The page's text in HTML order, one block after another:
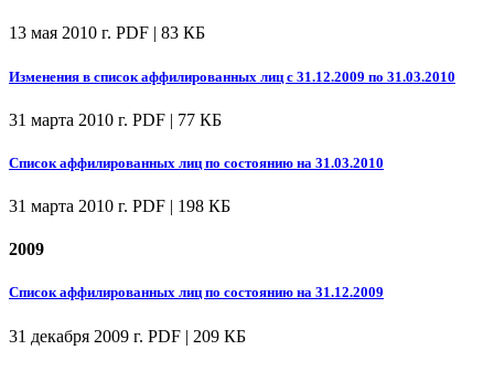
13 мая 2010 г. PDF | 83 КБ
Изменения в список аффилированных лиц с 31.12.2009 по 31.03.2010
31 марта 2010 г. PDF | 77 КБ
Список аффилированных лиц по состоянию на 31.03.2010
31 марта 2010 г. PDF | 198 КБ
2009
Список аффилированных лиц по состоянию на 31.12.2009
31 декабря 2009 г. PDF | 209 КБ